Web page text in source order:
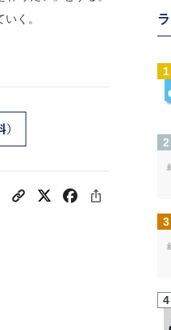
く。
1
2
3
4